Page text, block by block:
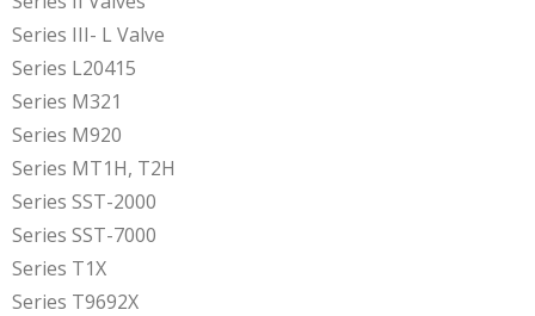
Series III- L Valve
Series L20415
Series M321
Series M920
Series MT1H, T2H
Series SST-2000
Series SST-7000
Series T1X
Series T9692X